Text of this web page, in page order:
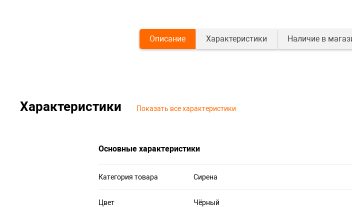
Описание Характеристики Наличие в
Характеристики Показать все характеристики
Основные характеристики
Категория товара Сирена
Цвет Чёрный